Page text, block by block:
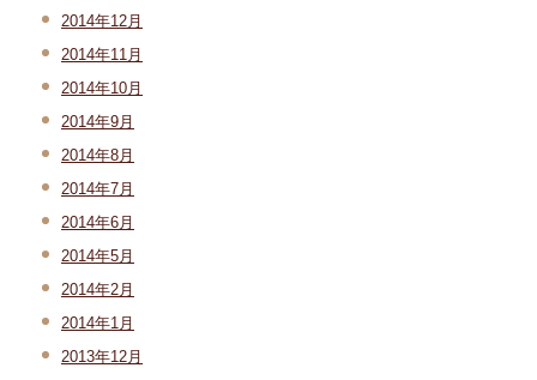
2014年12月
2014年11月
2014年10月
2014年9月
2014年8月
2014年7月
2014年6月
2014年5月
2014年2月
2014年1月
2013年12月